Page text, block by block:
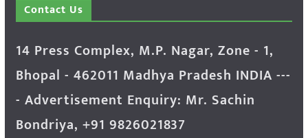
Contact Us
14 Press Complex, M.P. Nagar, Zone - 1,
Bhopal - 462011 Madhya Pradesh INDIA ---
- Advertisement Enquiry: Mr. Sachin
Bondriya, +91 9826021837